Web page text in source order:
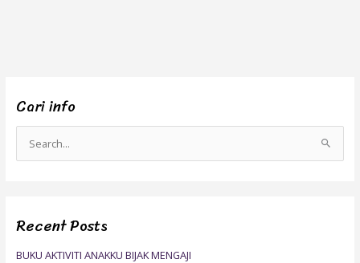
Cari info
e
c
Recent Posts
BUKU AKTIVITI ANAKKU BIJAK MENGAJI